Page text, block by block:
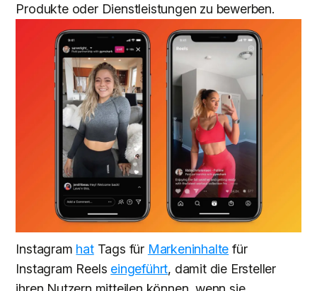
Produkte oder Dienstleistungen zu bewerben.
Instagram hatTags für Markeninhalte für
Instagram Reels eingeführt, damit die Ersteller